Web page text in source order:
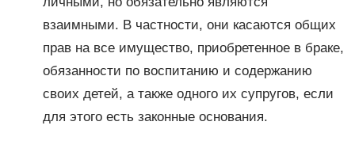
взаимными. В частности, они касаются общих
прав на все имущество, приобретенное в браке,
обязанности по воспитанию и содержанию
своих детей, а также одного их супругов, если
для этого есть законные основания.